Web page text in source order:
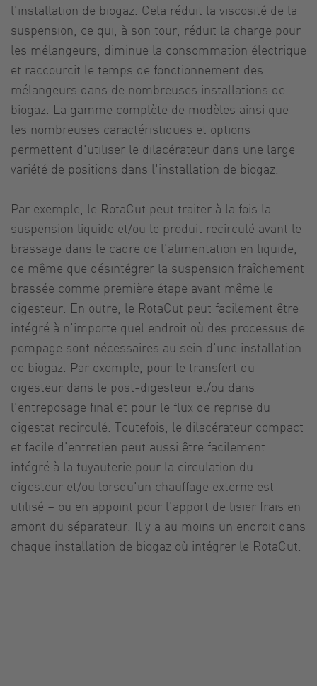
l'installation de biogaz. Cela réduit la viscosité de la
suspension, ce qui, à son tour, réduit la charge pour
les mélangeurs, diminue la consommation électrique
et raccourcit le temps de fonctionnement des
mélangeurs dans de nombreuses installations de
biogaz. La gamme complète de modèles ainsi que
les nombreuses caractéristiques et options
permettent d'utiliser le dilacérateur dans une large
variété de positions dans l'installation de biogaz.
Par exemple, le RotaCut peut traiter à la fois la
suspension liquide et/ou le produit recirculé avant le
brassage dans le cadre de l'alimentation en liquide,
de même que désintégrer la suspension fraîchement
brassée comme première étape avant même le
digesteur. En outre, le RotaCut peut facilement être
intégré à n'importe quel endroit où des processus de
pompage sont nécessaires au sein d'une installation
de biogaz. Par exemple, pour le transfert du
digesteur dans le post-digesteur et/ou dans
l'entreposage final et pour le flux de reprise du
digestat recirculé. Toutefois, le dilacérateur compact
et facile d'entretien peut aussi être facilement
intégré à la tuyauterie pour la circulation du
digesteur et/ou lorsqu'un chauffage externe est
utilisé – ou en appoint pour l'apport de lisier frais en
amont du séparateur. Il y a au moins un endroit dans
chaque installation de biogaz où intégrer le RotaCut.